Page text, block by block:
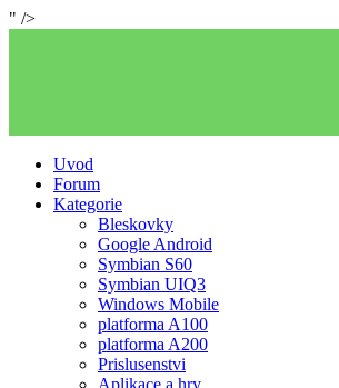
" />
Uvod
Forum
Kategorie
Bleskovky
Google Android
Symbian S60
Symbian UIQ3
Windows Mobile
platforma A100
platforma A200
Prislusenstvi
Aplikace a hry